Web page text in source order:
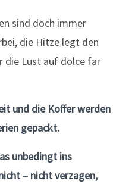
sind doch immer
die Hitze legt den
die Lust auf dolce far
und die Koffer werden
gepackt.
unbedingt ins
– nicht verzagen,